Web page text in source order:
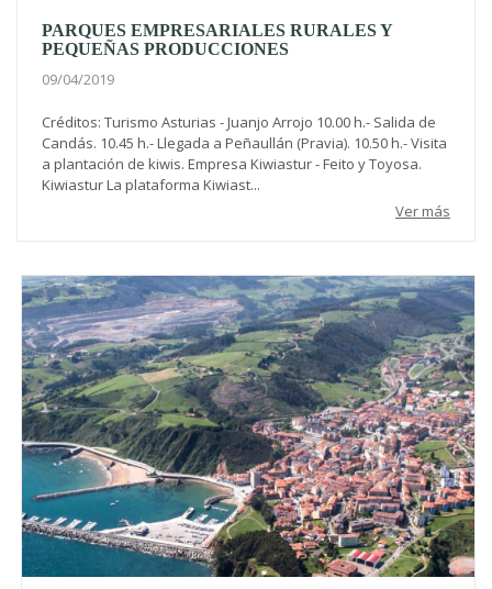
PARQUES EMPRESARIALES RURALES Y
PEQUEÑAS PRODUCCIONES
09/04/2019
Créditos: Turismo Asturias - Juanjo Arrojo 10.00 h.- Salida de
Candás. 10.45 h.- Llegada a Peñaullán (Pravia). 10.50 h.- Visita
a plantación de kiwis. Empresa Kiwiastur - Feito y Toyosa.
Kiwiastur La plataforma Kiwiast...
Ver más